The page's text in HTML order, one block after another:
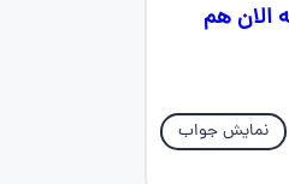
الان هم
نمایش جواب